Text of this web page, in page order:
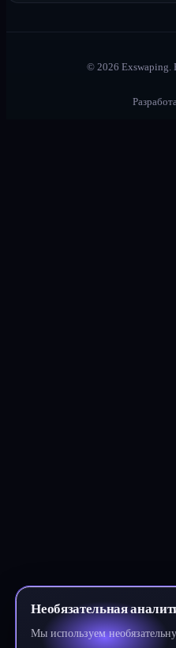
Необязательная
Мы используем
© 2026 Exswaping.